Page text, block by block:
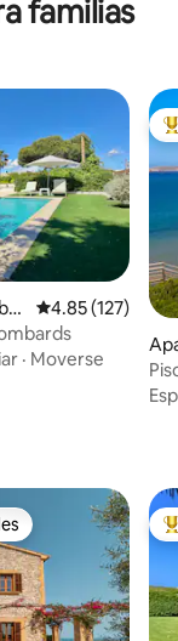
familias
Calificación
4.85 (127)
· Moverse
de